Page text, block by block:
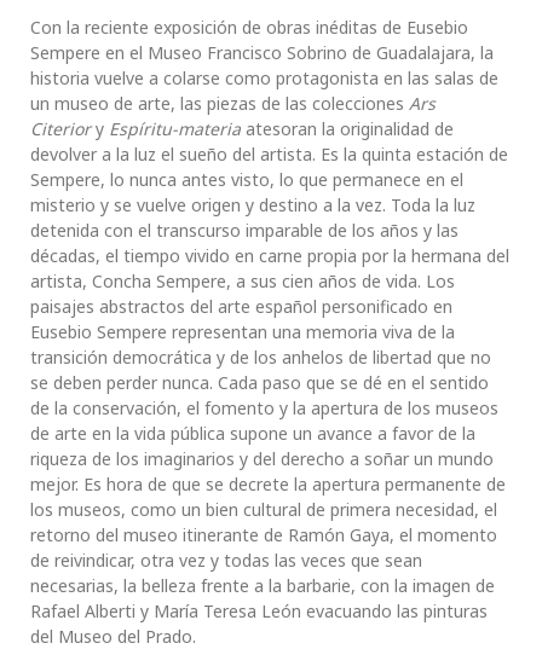
Con la reciente exposición de obras inéditas de Eusebio
Sempere en el Museo Francisco Sobrino de Guadalajara, la
historia vuelve a colarse como protagonista en las salas de
un museo de arte, las piezas de las colecciones Ars
Citeriory Espíritu-materia atesoran la originalidad de
devolver a la luz el sueño del artista. Es la quinta estación de
Sempere, lo nunca antes visto, lo que permanece en el
misterio y se vuelve origen y destino a la vez. Toda la luz
detenida con el transcurso imparable de los años y las
décadas, el tiempo vivido en carne propia por la hermana del
artista, Concha Sempere, a sus cien años de vida. Los
paisajes abstractos del arte español personificado en
Eusebio Sempere representan una memoria viva de la
transición democrática y de los anhelos de libertad que no
se deben perder nunca. Cada paso que se dé en el sentido
de la conservación, el fomento y la apertura de los museos
de arte en la vida pública supone un avance a favor de la
riqueza de los imaginarios y del derecho a soñar un mundo
mejor. Es hora de que se decrete la apertura permanente de
los museos, como un bien cultural de primera necesidad, el
retorno del museo itinerante de Ramón Gaya, el momento
de reivindicar, otra vez y todas las veces que sean
necesarias, la belleza frente a la barbarie, con la imagen de
Rafael Alberti y María Teresa León evacuando las pinturas
del Museo del Prado.